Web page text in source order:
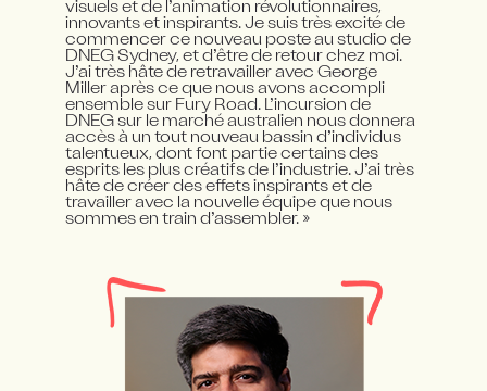
visuels et de l’animation révolutionnaires,
innovants et inspirants. Je suis très excité de
commencer ce nouveau poste au studio de
DNEG Sydney, et d’être de retour chez moi.
J’ai très hâte de retravailler avec George
Miller après ce que nous avons accompli
ensemble sur Fury Road. L’incursion de
DNEG sur le marché australien nous donnera
accès à un tout nouveau bassin d’individus
talentueux, dont font partie certains des
esprits les plus créatifs de l’industrie. J’ai très
hâte de créer des effets inspirants et de
travailler avec la nouvelle équipe que nous
sommes en train d’assembler. »